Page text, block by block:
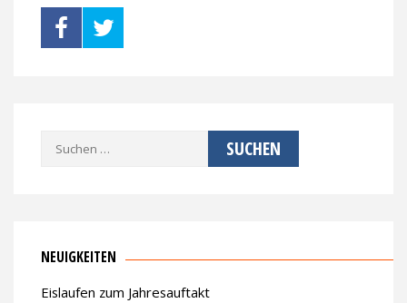
Suche
NEUIGKEITEN
Eislaufen zum Jahresauftakt